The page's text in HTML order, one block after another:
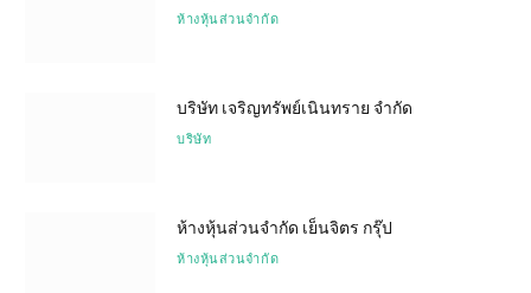
ห้างหุ้นส่วนจำกัด
บริษัท เจริญทรัพย์เนินทราย จำกัด
บริษัท
ห้างหุ้นส่วนจำกัด เย็นจิตร กรุ๊ป
ห้างหุ้นส่วนจำกัด